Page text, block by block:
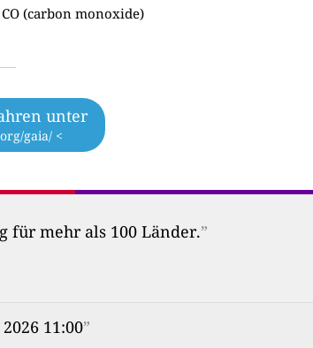
(carbon monoxide)
unter
gaia/ <
für mehr als 100 Länder.”
11:00”